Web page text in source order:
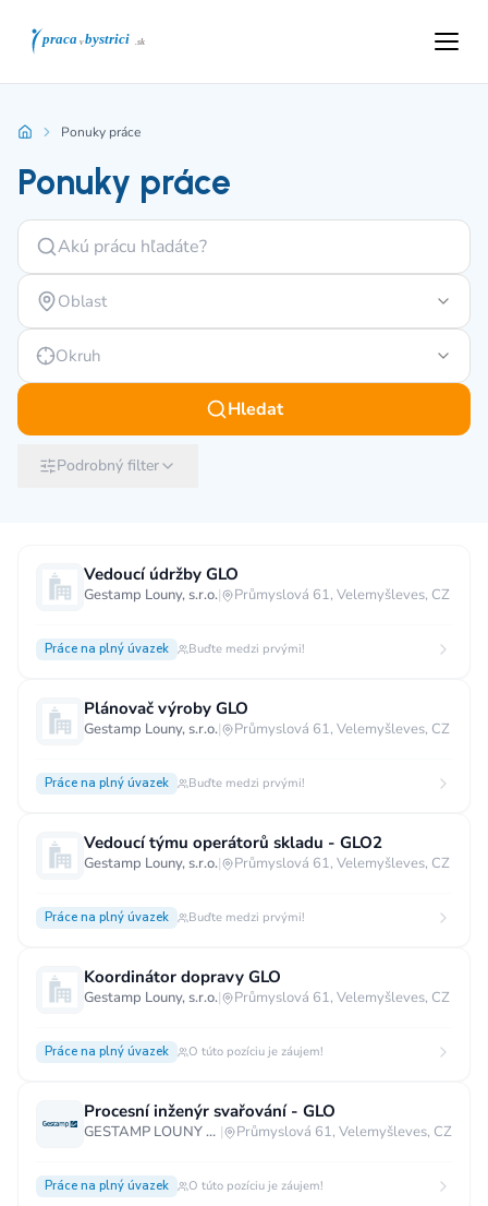
Ponuky práce
Ponuky práce
Oblast
Okruh
Hledat
Podrobný filter
Vedoucí údržby GLO
Gestamp Louny, s.r.o.| Průmyslová 61, Velemyšleves, CZ
Práce na plný úvazek Buďte medzi prvými!
Plánovač výroby GLO
Gestamp Louny, s.r.o.| Průmyslová 61, Velemyšleves, CZ
Práce na plný úvazek Buďte medzi prvými!
Vedoucí týmu operátorů skladu - GLO2
Gestamp Louny, s.r.o.| Průmyslová 61, Velemyšleves, CZ
Práce na plný úvazek Buďte medzi prvými!
Koordinátor dopravy GLO
Gestamp Louny, s.r.o.| Průmyslová 61, Velemyšleves, CZ
Práce na plný úvazek O túto pozíciu je záujem!
Procesní inženýr svařování - GLO
GESTAMP LOUNY s.r.o. | Průmyslová 61, Velemyšleves, CZ
Práce na plný úvazek O túto pozíciu je záujem!
Měsíční plat
40 000 CZK a více
60 000 CZK a více
Ostatní mzdy
za hodinu za manday za rok
Typ úvazku
Práce na plný úvazek
Práce na zkrácený úvazek
Práce na živnost
Práce přes internet
Vzdělání
Vzdělání není podstatné
Základní
Středoškolské nebo odborné vyučení s maturitou
Vysokoškolské / universitní